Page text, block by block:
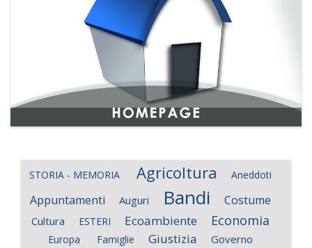
STORIA - MEMORIA Agricoltura Aneddoti
Appuntamenti Auguri Bandi Costume
Cultura ESTERI Ecoambiente Economia
Europa Famiglie Giustizia Governo